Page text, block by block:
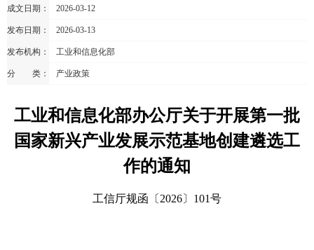
成文日期： 2026-03-12
发布日期： 2026-03-13
发布机构： 工业和信息化部
分 类： 产业政策
工业和信息化部办公厅关于开展第一批
国家新兴产业发展示范基地创建遴选工
作的通知
工信厅规函〔2026〕101号